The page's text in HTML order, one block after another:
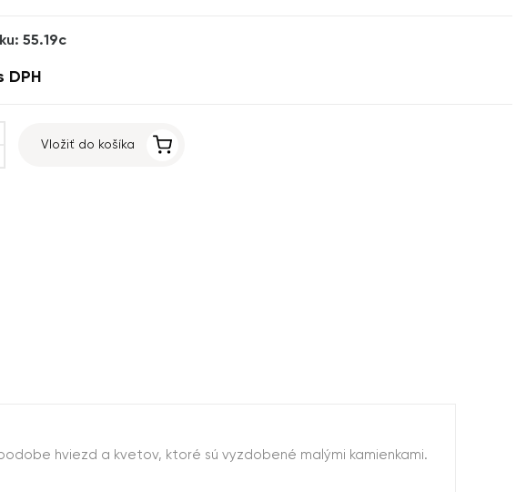
55.19c
DPH
Vložiť do košíka
hviezd a kvetov, ktoré sú vyzdobené malými kamienkami.